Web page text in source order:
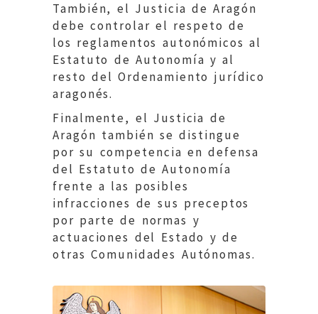
También, el Justicia de Aragón
debe controlar el respeto de
los reglamentos autonómicos al
Estatuto de Autonomía y al
resto del Ordenamiento jurídico
aragonés.
Finalmente, el Justicia de
Aragón también se distingue
por su competencia en defensa
del Estatuto de Autonomía
frente a las posibles
infracciones de sus preceptos
por parte de normas y
actuaciones del Estado y de
otras Comunidades Autónomas.